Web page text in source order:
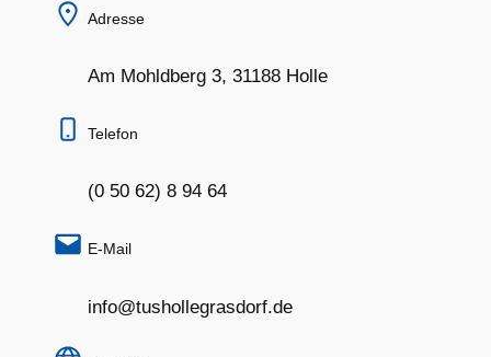
Adresse
Am Mohldberg 3, 31188 Holle
Telefon
(0 50 62) 8 94 64
E-Mail
info@tushollegrasdorf.de